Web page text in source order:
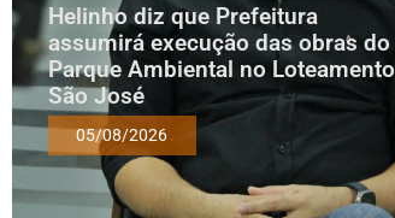
Helinho diz que Prefeitura
assumirá execução das obras do
Parque Ambiental no Loteamento
São José
05/08/2026